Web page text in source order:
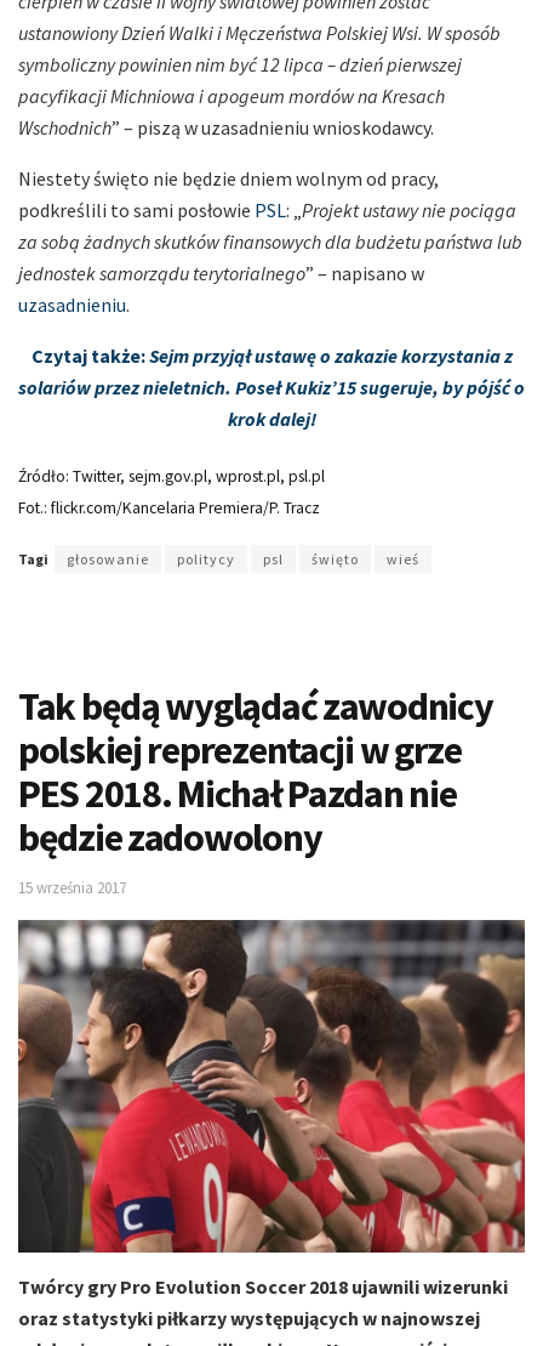
ustanowiony Dzień Walki i Męczeństwa Polskiej Wsi. W sposób
symboliczny powinien nim być 12 lipca – dzień pierwszej
pacyfikacji Michniowa i apogeum mordów na Kresach
Wschodnich” – piszą w uzasadnieniu wnioskodawcy.
Niestety święto nie będzie dniem wolnym od pracy,
podkreślili to sami posłowie PSL: „Projekt ustawy nie pociąga
za sobą żadnych skutków finansowych dla budżetu państwa lub
jednostek samorządu terytorialnego” – napisano w
uzasadnieniu.
Czytaj także:Sejm przyjął ustawę o zakazie korzystania z
solariów przez nieletnich. Poseł Kukiz’15 sugeruje, by pójść o
krok dalej!
Źródło: Twitter, sejm.gov.pl, wprost.pl, psl.pl
Fot.: flickr.com/Kancelaria Premiera/P. Tracz
Tagi głosowanie politycy psl święto wieś
Tak będą wyglądać zawodnicy
polskiej reprezentacji w grze
PES 2018. Michał Pazdan nie
będzie zadowolony
15 września 2017
Twórcy gry Pro Evolution Soccer 2018 ujawnili wizerunki
oraz statystyki piłkarzy występujących w najnowszej